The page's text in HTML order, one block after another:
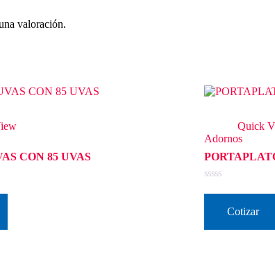
valoración.
CON 85 UVAS
Quick
Adornos
en
Cotizar